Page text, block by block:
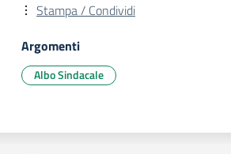
Stampa / Condividi
Argomenti
Albo Sindacale